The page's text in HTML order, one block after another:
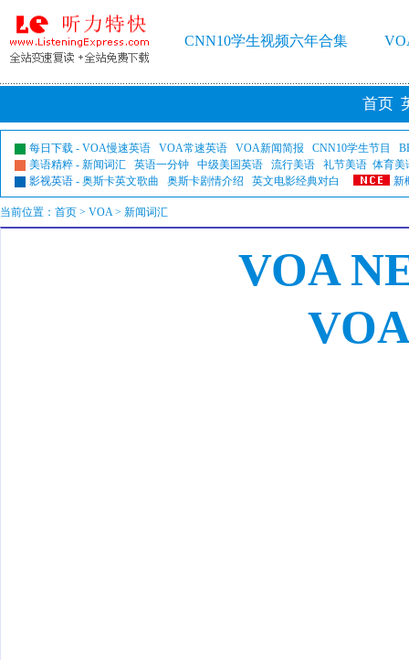
CNN10学生视频六年合集
首页
每日下载 - VOA慢速英语 VOA常速英语 VOA新闻简报 CNN10学生节目
美语精粹 - 新闻词汇 英语一分钟 中级美国英语 流行美语 礼节美语 体育美
影视英语 - 奥斯卡英文歌曲 奥斯卡剧情介绍 英文电影经典对白 新
当前位置： 首页 > VOA> 新闻词汇
VOA